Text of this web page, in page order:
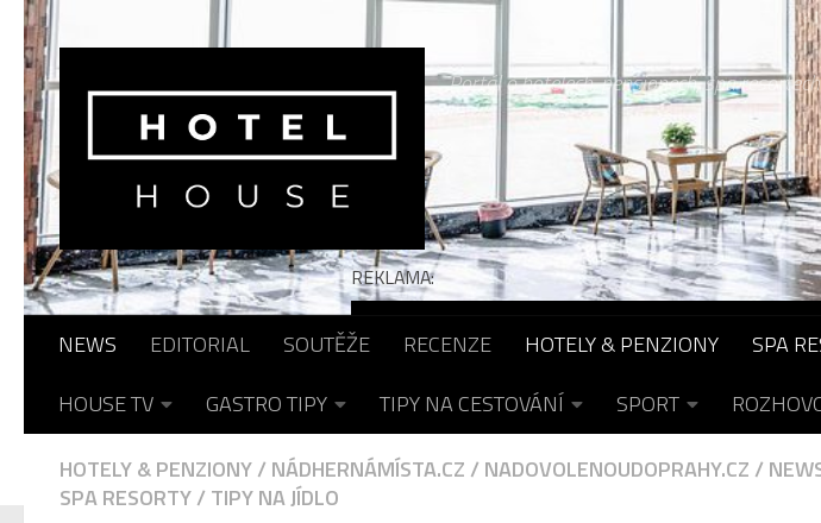
Skip to content
Portál o hotelech, pensionech, spa
REKLAMA:
NEWS EDITORIAL SOUTĚŽE RECENZE HOTELY & PENZIONY SPA
HOUSE TV
GASTRO TIPY TIPY NA CESTOVÁNÍ SPORT
HOTELY & PENZIONY/ NÁDHERNÁMÍSTA.CZ / NADOVOLENOUDOPRAHY.CZ /
SPA RESORTY/ TIPY NA JÍDLO